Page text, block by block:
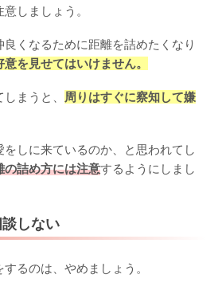
しましょう。
くなるために距離を詰めたくなり
を見せてはいけません。
まうと、
周りはすぐに察知して嫌
しに来ているのか、と思われてし
の詰め方には注意するようにしまし
しない
るのは、やめましょう。